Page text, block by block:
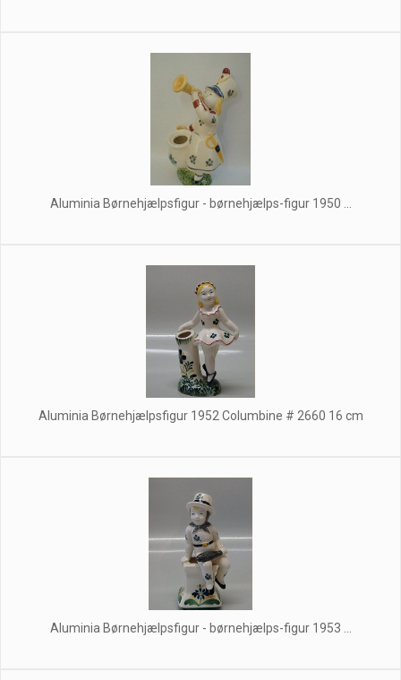
Aluminia Børnehjælpsfigur - børnehjælps-figur 1950 ...
Aluminia Børnehjælpsfigur 1952 Columbine # 2660 16 cm
Aluminia Børnehjælpsfigur - børnehjælps-figur 1953 ...